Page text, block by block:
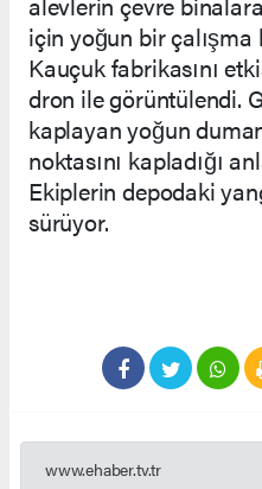
için yoğun bir çalışma
Kauçuk fabrikasını
dron ile görüntülendi.
kaplayan yoğun
noktasını kapladığı
Ekiplerin depodaki
sürüyor.
www.ehaber.tv.tr